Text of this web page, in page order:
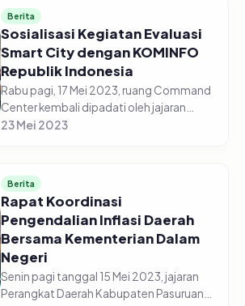
Kabupaten Pasur...
Berita
Sosialisasi Kegiatan Evaluasi
Smart City dengan KOMINFO
Republik Indonesia
Rabu pagi, 17 Mei 2023, ruang Command
Center kembali dipadati oleh jajaran
perangkat Daerah Kabupaten Pasuruan.
23 Mei 2023
Berita
Rapat Koordinasi
Pengendalian Inflasi Daerah
Bersama Kementerian Dalam
Negeri
Senin pagi tanggal 15 Mei 2023, jajaran
Perangkat Daerah Kabupaten Pasuruan